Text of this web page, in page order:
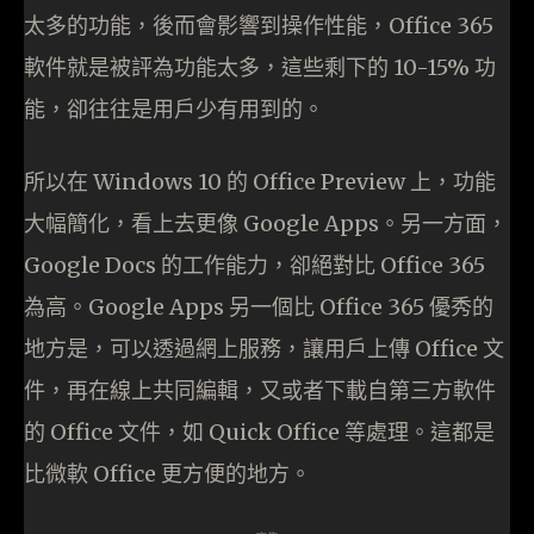
太多的功能，後而會影響到操作性能，Office 365
軟件就是被評為功能太多，這些剩下的 10-15% 功
能，卻往往是用戶少有用到的。
所以在 Windows 10 的 Office Preview 上，功能
大幅簡化，看上去更像 Google Apps。另一方面，
Google Docs 的工作能力，卻絕對比 Office 365
為高。Google Apps 另一個比 Office 365 優秀的
地方是，可以透過網上服務，讓用戶上傳 Office 文
件，再在線上共同編輯，又或者下載自第三方軟件
的 Office 文件，如 Quick Office 等處理。這都是
比微軟 Office 更方便的地方。